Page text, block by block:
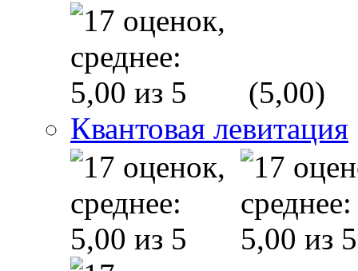
(5,00)
Квантовая левитация